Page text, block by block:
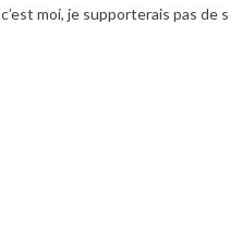
c’est moi, je supporterais pas